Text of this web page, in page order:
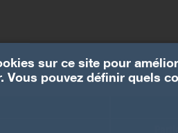
sur ce site pour
Vous pouvez définir quels